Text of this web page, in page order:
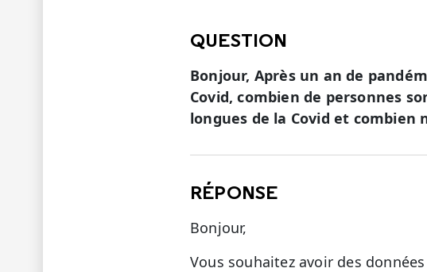
QUESTION
Bonjour, Après un an de
Covid, combien de personnes
longues de la Covid et
RÉPONSE
Bonjour,
Vous souhaitez avoir des